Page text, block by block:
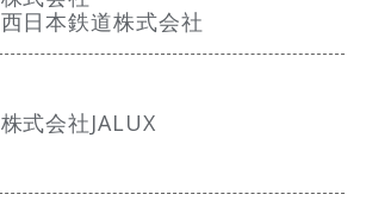
西日本鉄道株式会社
株式会社JALUX